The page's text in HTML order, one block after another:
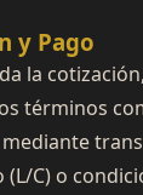
y Pago
la
términos
C) o